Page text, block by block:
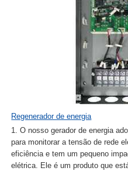
Regenerador de energia
1. O nosso gerador de energia
para monitorar a tensão de rede
eficiência e tem um pequeno
elétrica. Ele é um produto que